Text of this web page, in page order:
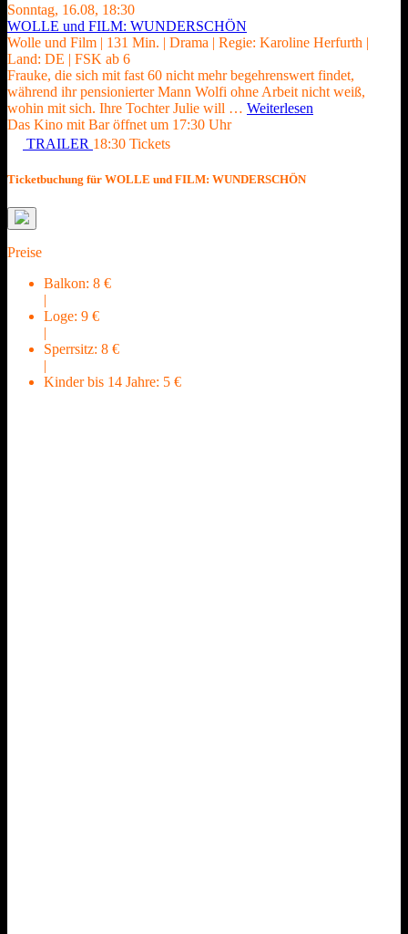
Sonntag, 16.08, 18:30
WOLLE und FILM: WUNDERSCHÖN
Wolle und Film | 131 Min. | Drama | Regie: Karoline Herfurth |
Land: DE | FSK ab 6
Frauke, die sich mit fast 60 nicht mehr begehrenswert findet,
während ihr pensionierter Mann Wolfi ohne Arbeit nicht weiß,
wohin mit sich. Ihre Tochter Julie will … Weiterlesen
Das Kino mit Bar öffnet um 17:30 Uhr
TRAILER 18:30 Tickets
Ticketbuchung für WOLLE und FILM: WUNDERSCHÖN
Preise
Balkon: 8 €
|
Loge: 9 €
|
Sperrsitz: 8 €
|
Kinder bis 14 Jahre: 5 €